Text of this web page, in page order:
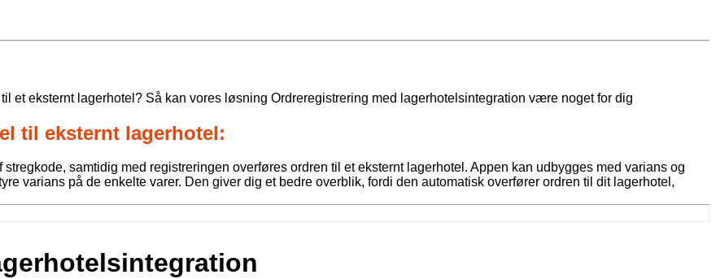
et eksternt lagerhotel? Så kan vores løsning Ordreregistrering med lagerhotelsintegration være noget for dig
til eksternt lagerhotel:
samtidig med registreringen overføres ordren til et eksternt lagerhotel. Appen kan udbygges med varians og
varians på de enkelte varer. Den giver dig et bedre overblik, fordi den automatisk overfører ordren til dit lagerhotel,